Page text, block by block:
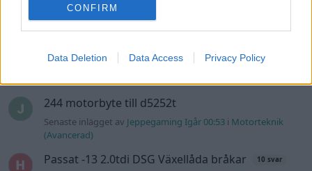
CONFIRM
Data Deletion Data Access Privacy Policy
ID 4 vs EX 40 ?
Senaste inlägget avMickeEng Igår 18:13
Senaste inlägget av Jesper328 för 59 minuter sedaniEl- och
244 motorbyte till d5252t
Senaste inlägget av Jeppegaming Igår 00:53 i Motorteknik
(Avancerad)
Passat -13 2.0tdi DSG Växellåda bråkar 10 svar